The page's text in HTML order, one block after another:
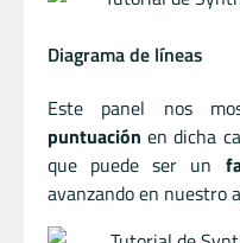
Diagrama de líneas
Este panel nos
puntuación en dicha
que puede ser un
avanzando en nuestro